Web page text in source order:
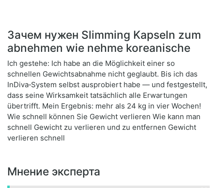
Зачем нужен Slimming Kapseln zum
abnehmen wie nehme koreanische
Ich gestehe: Ich habe an die Möglichkeit einer so
schnellen Gewichtsabnahme nicht geglaubt. Bis ich das
InDiva‑System selbst ausprobiert habe — und festgestellt,
dass seine Wirksamkeit tatsächlich alle Erwartungen
übertrifft. Mein Ergebnis: mehr als 24 kg in vier Wochen!
Wie schnell können Sie Gewicht verlieren Wie kann man
schnell Gewicht zu verlieren und zu entfernen Gewicht
verlieren schnell
Мнение эксперта